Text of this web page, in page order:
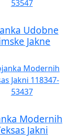
Udobne
Jakne
Modernih
Jakni